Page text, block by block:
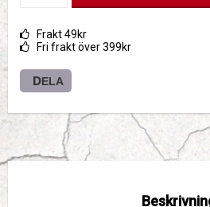
Frakt 49kr
Fri frakt över 399kr
DELA